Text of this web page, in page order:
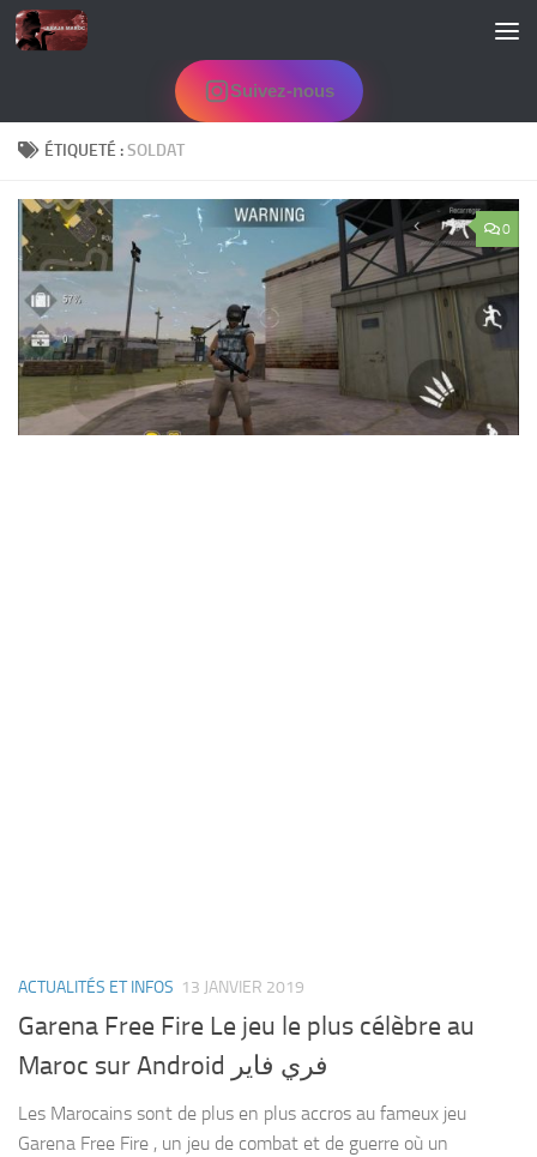
Skip to content
Suivez-nous
ÉTIQUETÉ :SOLDAT
0
ACTUALITÉS ET INFOS 13 JANVIER 2019
Garena Free Fire Le jeu le plus célèbre au
Maroc sur Android فري فاير
Les Marocains sont de plus en plus accros au fameux jeu
Garena Free Fire , un jeu de combat et de guerre où un